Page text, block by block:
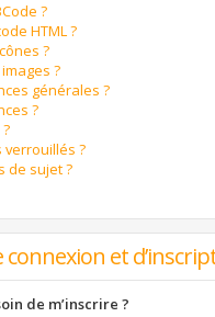
?
HTML ?
?
?
générales ?
?
verrouillés ?
de sujet ?
connexion et
de m’inscrire ?